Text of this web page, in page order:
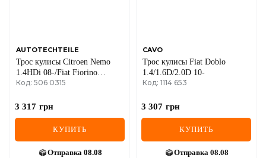
AUTOTECHTEILE
Трос кулисы Citroen Nemo
1.4HDi 08-/Fiat Fiorino
1.3MJTD 12- (Евро 5)
Код: 506 0315
3 317 грн
КУПИТЬ
Отправка 08.08
CAVO
Трос кулисы Fiat Doblo
1.4/1.6D/2.0D 10-
Код: 1114 653
3 307 грн
КУПИТЬ
Отправка 08.08